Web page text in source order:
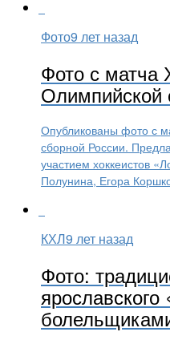
Фото9 лет назад
Фото с матча
Олимпийской
Опубликованы фото с
сборной России.
участием хоккеистов
Полунина, Егора
КХЛ9 лет назад
Фото: